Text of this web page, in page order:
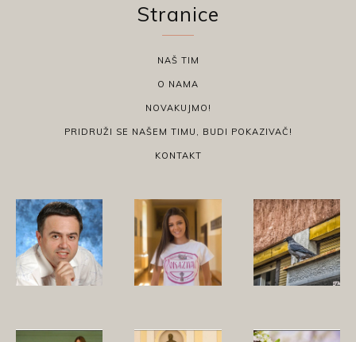
Stranice
NAŠ TIM
O NAMA
NOVAKUJMO!
PRIDRUŽI SE NAŠEM TIMU, BUDI POKAZIVAČ!
KONTAKT